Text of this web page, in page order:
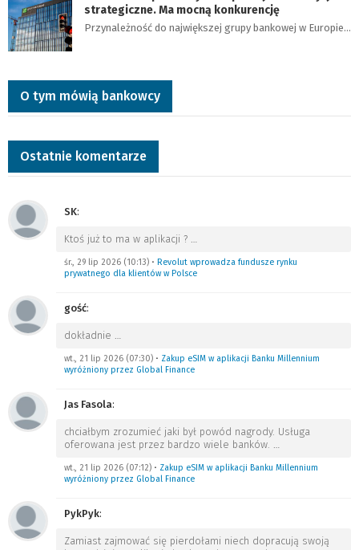
strategiczne. Ma mocną konkurencję
Przynależność do największej grupy bankowej w Europie…
O tym mówią bankowcy
Ostatnie komentarze
SK:
Ktoś już to ma w aplikacji ? …
śr., 29 lip 2026 (10:13) • Revolut wprowadza fundusze rynku
prywatnego dla klientów w Polsce
gość:
dokładnie …
wt., 21 lip 2026 (07:30) • Zakup eSIM w aplikacji Banku Millennium
wyróżniony przez Global Finance
Jas Fasola:
chciałbym zrozumieć jaki był powód nagrody. Usługa
oferowana jest przez bardzo wiele banków. …
wt., 21 lip 2026 (07:12) • Zakup eSIM w aplikacji Banku Millennium
wyróżniony przez Global Finance
PykPyk:
Zamiast zajmować się pierdołami niech dopracują swoją